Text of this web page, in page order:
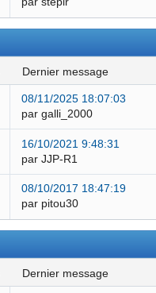
dernier message
08/11/2025 18:07:03
par galli_2000
16/10/2021 9:48:31
par JJP-R1
08/10/2017 18:47:19
par pitou30
dernier message